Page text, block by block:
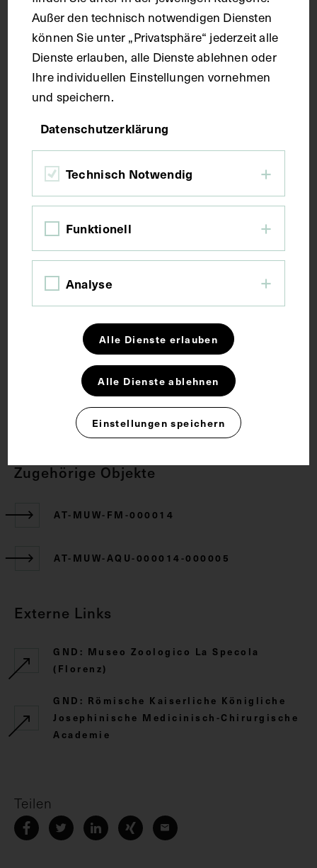
Maße
Seitenblatt 39,1 x 27,2 cm
Kurzbeschreibung
Der Text ist die ergänzende Beschreibung in
deutscher Sprache zum anatomischen Wachsmodell
des Knies.
Schlagwörter
Anatomie Lehrmittel
CC BY-NC-SA 4.0
Zugehörige Objekte
AT-MUW-FM-000014
AT-MUW-AQU-000014-000005
Externe Links
GND: Museo Zoologico La Specola
(Florenz)
GND: Römische Kaiserliche Königliche
Josephinische Medicinisch-Chirurgische
Academie
Teilen
Außer den technisch notwendigen Diensten
können Sie unter „Privatsphäre“ jederzeit alle
Dienste erlauben, alle Dienste ablehnen oder
Ihre individuellen Einstellungen vornehmen
und speichern.
Datenschutzerklärung
Technisch Notwendig
Funktionell
Analyse
Alle Dienste erlauben
Alle Dienste ablehnen
Einstellungen speichern